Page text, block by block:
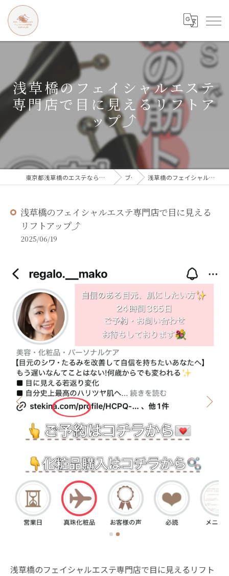
浅草橋のフェイシャルエステ
専門店で目に見えるリフトア
ップ⤴️
東京都浅草橋のエステなら目の、シワとたるみのフェイシャル専門店 regalo ブログ 浅草橋のフェイシャルエステ専門店で目に見えるリフトアップ⤴️
浅草橋のフェイシャルエステ専門店で目に見える
リフトアップ⤴️
2025/06/19
浅草橋のフェイシャルエステ専門店で目に見えるリフト